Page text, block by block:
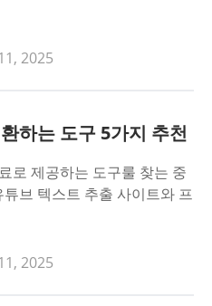
2025
하는 도구 5가지 추천
로 제공하는 도구룰 찾는 중
브 텍스트 추출 사이트와 프
2025